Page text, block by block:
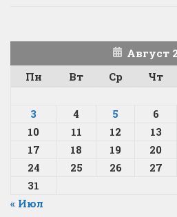
Август
Пн
Вт Ср Чт
3
4 5 6
10
11 12 13
17
18 19 20
24
25 26 27
31
« Июл